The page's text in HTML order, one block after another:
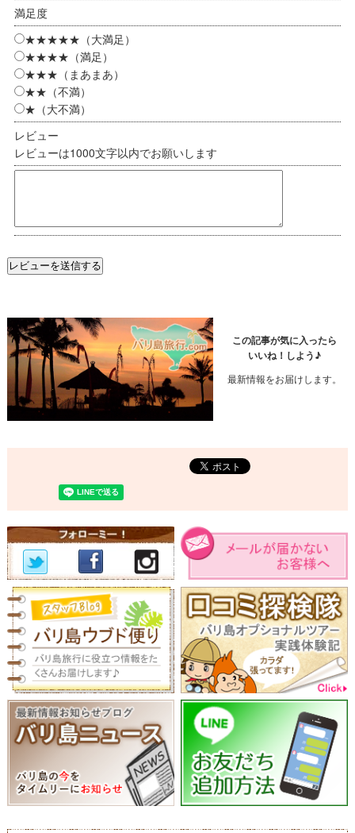
満足度
★★★★★（大満足）
★★★★（満足）
★★★（まあまあ）
★★（不満）
★（大不満）
レビュー
レビューは1000文字以内でお願いします
この記事が気に入ったら
いいね！しよう♪
最新情報をお届けします。